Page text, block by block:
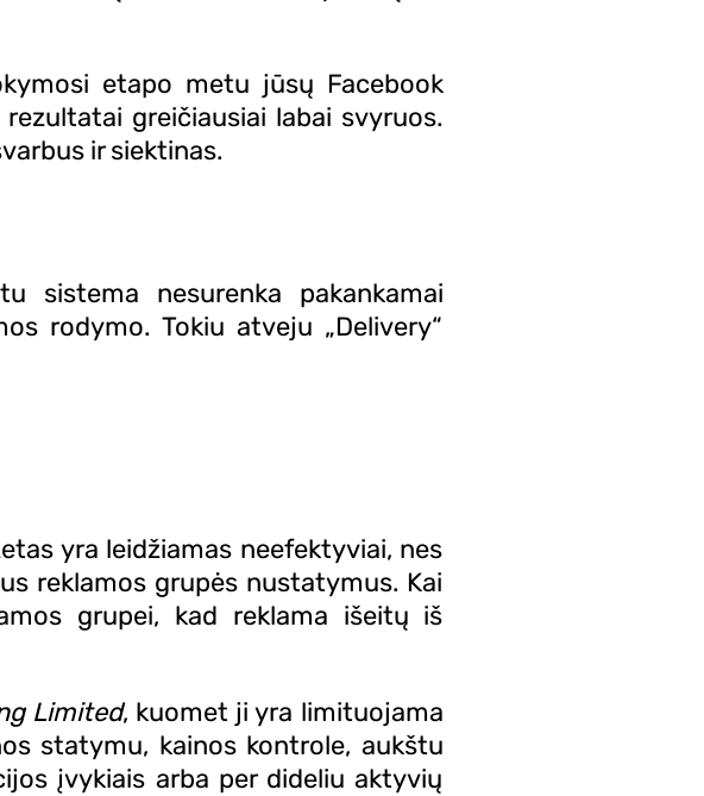
etapo metu jūsų Facebook
greičiausiai labai svyruos.
ir siektinas.
sistema nesurenka pakankamai
rodymo. Tokiu atveju „Delivery“
yra leidžiamas neefektyviai, nes
reklamos grupės nustatymus. Kai
grupei, kad reklama išeitų iš
Limited, kuomet ji yra limituojama
statymu, kainos kontrole, aukštu
įvykiais arba per dideliu aktyvių